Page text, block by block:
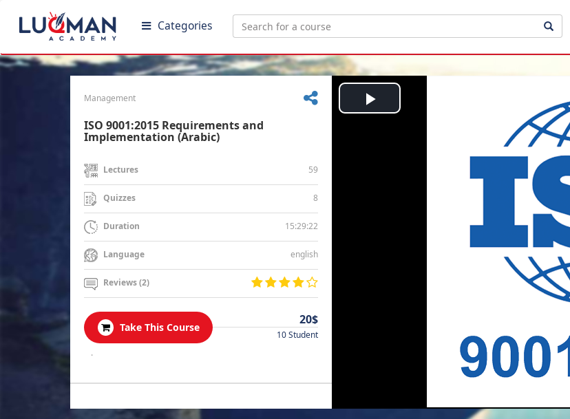
Categories
Management
ISO 9001:2015 Requirements and
Implementation (Arabic)
Lectures 59
Quizzes 8
Duration 15:29:22
Language english
Reviews (2)
Take This Course
20$
10 Student
.
Play